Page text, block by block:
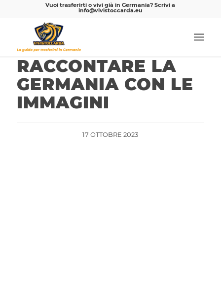
Vuoi trasferirti o vivi già in Germania? Scrivi a
info@vivistoccarda.eu
RACCONTARE LA
GERMANIA CON LE
IMMAGINI
17 OTTOBRE 2023